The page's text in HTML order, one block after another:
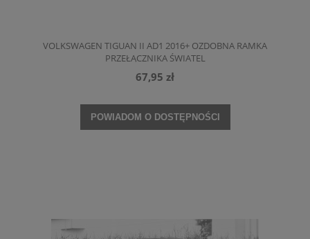
VOLKSWAGEN TIGUAN II AD1 2016+ OZDOBNA RAMKA
PRZEŁĄCZNIKA ŚWIATEL
67,95 zł
POWIADOM O DOSTĘPNOŚCI